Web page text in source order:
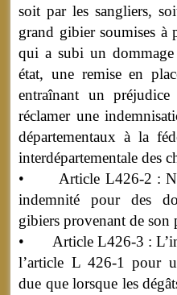
soit par les sangliers,
grand gibier soumises à
qui a subi un dommage
état, une remise en
entraînant un
réclamer une
départementaux à la
interdépartementale des
• Article L426-2 : Nul
indemnité pour des
gibiers provenant de son
• Article L426-3 :
l’article L 426-1 pour
due que lorsque les